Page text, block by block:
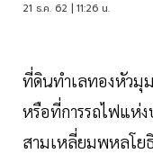
21 ธ.ค. 62 | 11:26 น.
ที่ดินทำเลทองหัวมุ
หรือที่การรถไฟแห่
สามเหลี่ยมพหลโ